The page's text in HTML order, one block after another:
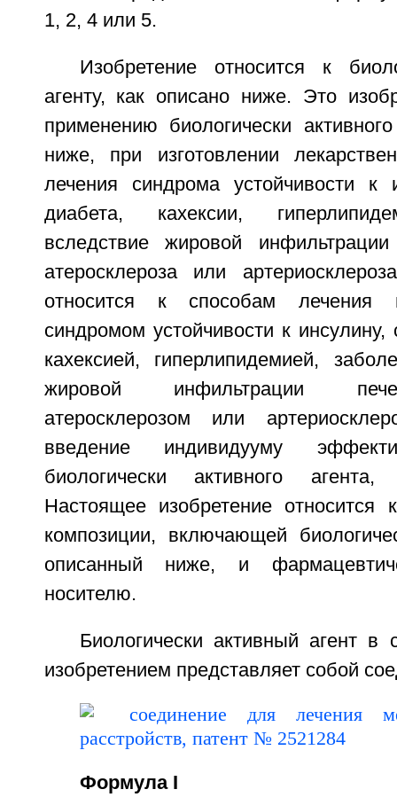
1, 2, 4 или 5.
Изобретение относится к
агенту, как описано ниже. Это
применению биологически
ниже, при изготовлении
лечения синдрома устойчивости к
диабета, кахексии,
вследствие жировой
атеросклероза или
относится к способам лечения
синдромом устойчивости к
кахексией, гиперлипидемией,
жировой инфильтрации
атеросклерозом или
введение индивидууму
биологически активного
Настоящее изобретение относится
композиции, включающей
описанный ниже, и
носителю.
Биологически активный агент в
изобретением представляет собой
Формула I